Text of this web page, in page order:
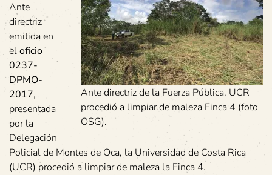
Ante directriz de la Fuerza Pública, UCR
procedió a limpiar de maleza Finca 4 (foto
OSG).
Ante
directriz
emitida en
eloficio
0237-
DPMO-
2017,
presentada
por la
Delegación
Policial de Montes de Oca, la Universidad de Costa Rica
(UCR) procedió a limpiar de maleza la Finca 4.